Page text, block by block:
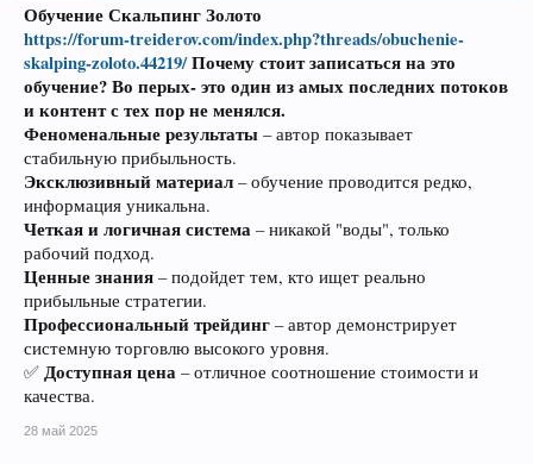
Обучение Скальпинг Золото
https://forum-treiderov.com/index.php?threads/obuchenie-
skalping-zoloto.44219/Почему стоит записаться на это
обучение? Во перых- это один из амых последних потоков
и контент с тех пор не менялся.
Феноменальные результаты – автор показывает
стабильную прибыльность.
Эксклюзивный материал – обучение проводится редко,
информация уникальна.
Четкая и логичная система – никакой "воды", только
рабочий подход.
Ценные знания – подойдет тем, кто ищет реально
прибыльные стратегии.
Профессиональный трейдинг – автор демонстрирует
системную торговлю высокого уровня.
✅ Доступная цена – отличное соотношение стоимости и
качества.
28 май 2025